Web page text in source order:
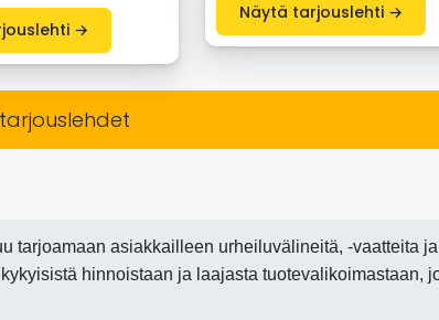
Näytä tarjouslehti →
Näytä tarjouslehti →
tarjoamaan asiakkailleen urheiluvälineitä, -vaatteita
hinnoistaan ja laajasta tuotevalikoimastaan,